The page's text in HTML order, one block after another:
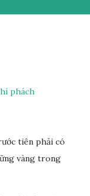
phách
tiên phải có
vàng trong